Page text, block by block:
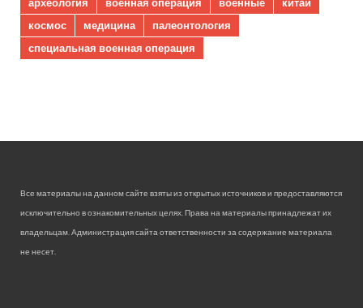
археология
военная операция военные
китай
космос
медицина
палеонтология
специальная военная операция
Все материалы на данном сайте взяты из открытых источников и предоставляются
исключительно в ознакомительных целях. Права на материалы принадлежат их
владельцам. Администрация сайта ответственности за содержание материала
не несет.